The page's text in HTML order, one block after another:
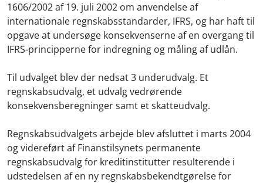
1606/2002 af 19. juli 2002 om anvendelse af
internationale regnskabsstandarder, IFRS, og har haft til
opgave at undersøge konsekvenserne af en overgang til
IFRS-principperne for indregning og måling af udlån.
Til udvalget blev der nedsat 3 underudvalg. Et
regnskabsudvalg, et udvalg vedrørende
konsekvensberegninger samt et skatteudvalg.
Regnskabsudvalgets arbejde blev afsluttet i marts 2004
og videreført af Finanstilsynets permanente
regnskabsudvalg for kreditinstitutter resulterende i
udstedelsen af en ny regnskabsbekendtgørelse for